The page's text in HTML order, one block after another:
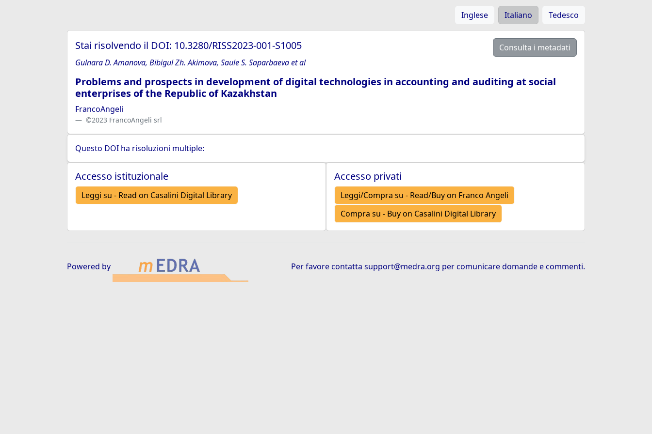
Inglese Italiano Tedesco
Stai risolvendo il DOI: 10.3280/RISS2023-001-S1005
Consulta i metadati
Gulnara D. Amanova, Bibigul Zh. Akimova, Saule S. Saparbaeva et al
Problems and prospects in development of digital technologies in accounting and auditing at social
enterprises of the Republic of Kazakhstan
FrancoAngeli
©2023 FrancoAngeli srl
Questo DOI ha risoluzioni multiple:
Accesso istituzionale
Leggi su - Read on Casalini Digital Library
Accesso privati
Leggi/Compra su - Read/Buy on Franco Angeli
Compra su - Buy on Casalini Digital Library
Powered by Per favore contatta support@medra.org per comunicare domande e commenti.